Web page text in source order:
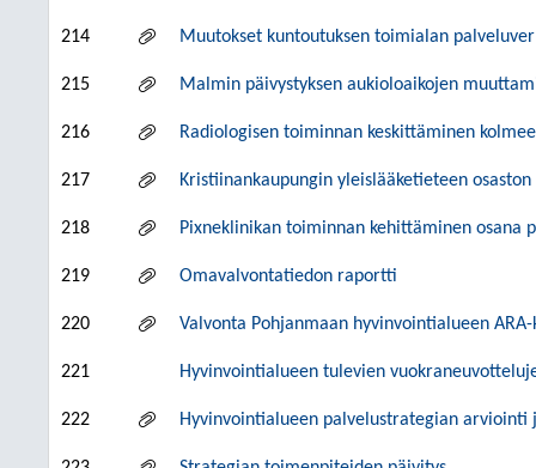
214 Muutokset kuntoutuksen toimialan
215 Malmin päivystyksen aukioloaikojen
216 Radiologisen toiminnan keskittäminen
217 Kristiinankaupungin yleislääketieteen
218 Pixneklinikan toiminnan kehittäminen osana
219 Omavalvontatiedon raportti
220 Valvonta Pohjanmaan hyvinvointialueen
221 Hyvinvointialueen tulevien
222 Hyvinvointialueen palvelustrategian arviointi